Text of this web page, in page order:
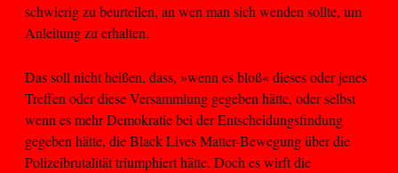
schwierig zu beurteilen, an wen man sich wenden sollte, um
Anleitung zu erhalten.
Das soll nicht heißen, dass, »wenn es bloß« dieses oder jenes
Treffen oder diese Versammlung gegeben hätte, oder selbst
wenn es mehr Demokratie bei der Entscheidungsfindung
gegeben hätte, die Black Lives Matter-Bewegung über die
Polizeibrutalität triumphiert hätte. Doch es wirft die